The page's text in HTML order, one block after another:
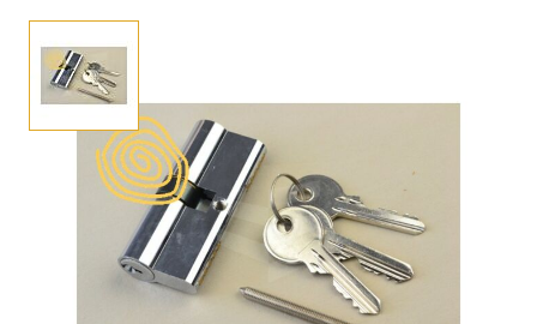
Standaard worden onze cilinders geleverd met 3
sleutels. De cilinders zijn in verschillende maten te
verkrijgen.Uiteraard is het ook mogelijk om gelijk
sluitende cilinders aan te schaffen. Hierdoor heb je
maar één sleutel nodig voor je poortdeur en
schuurdeur. Ook hebben wij cilinders met het SKG